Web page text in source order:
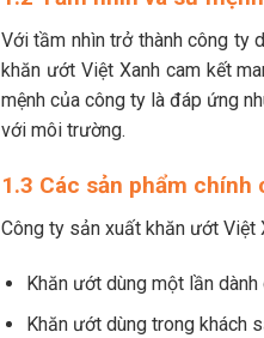
Với tầm nhìn trở thành công ty
khăn ướt Việt Xanh cam kết
mệnh của công ty là đáp ứng
với môi trường.
1.3 Các sản phẩm chính
Công ty sản xuất khăn ướt Việt
Khăn ướt dùng một lần dành
Khăn ướt dùng trong khách